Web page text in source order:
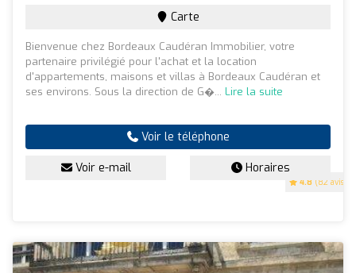
4.8 (82 avis)
Carte
Bienvenue chez Bordeaux Caudéran Immobilier, votre
partenaire privilégié pour l'achat et la location
d'appartements, maisons et villas à Bordeaux Caudéran et
ses environs. Sous la direction de G�... Lire la suite
Voir le téléphone
Voir e-mail Horaires